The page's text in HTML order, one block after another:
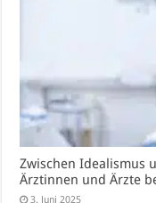
Zwischen Idealismus
Ärztinnen und Ärzte
3. Juni 2025